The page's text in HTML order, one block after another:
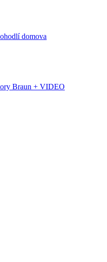
domova
Braun + VIDEO